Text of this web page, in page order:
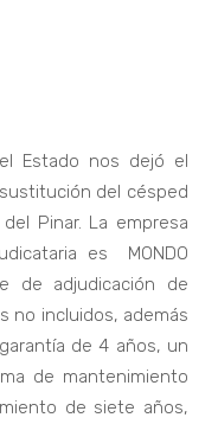
Estado nos dejó el
del césped
Pinar. La empresa
es MONDO
de adjudicación de
no incluidos, además
de 4 años, un
de mantenimiento
de siete años,